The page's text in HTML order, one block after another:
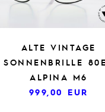
ALTE VINTAGE
SONNENBRILLE
ALPINA M6
999,00 EUR